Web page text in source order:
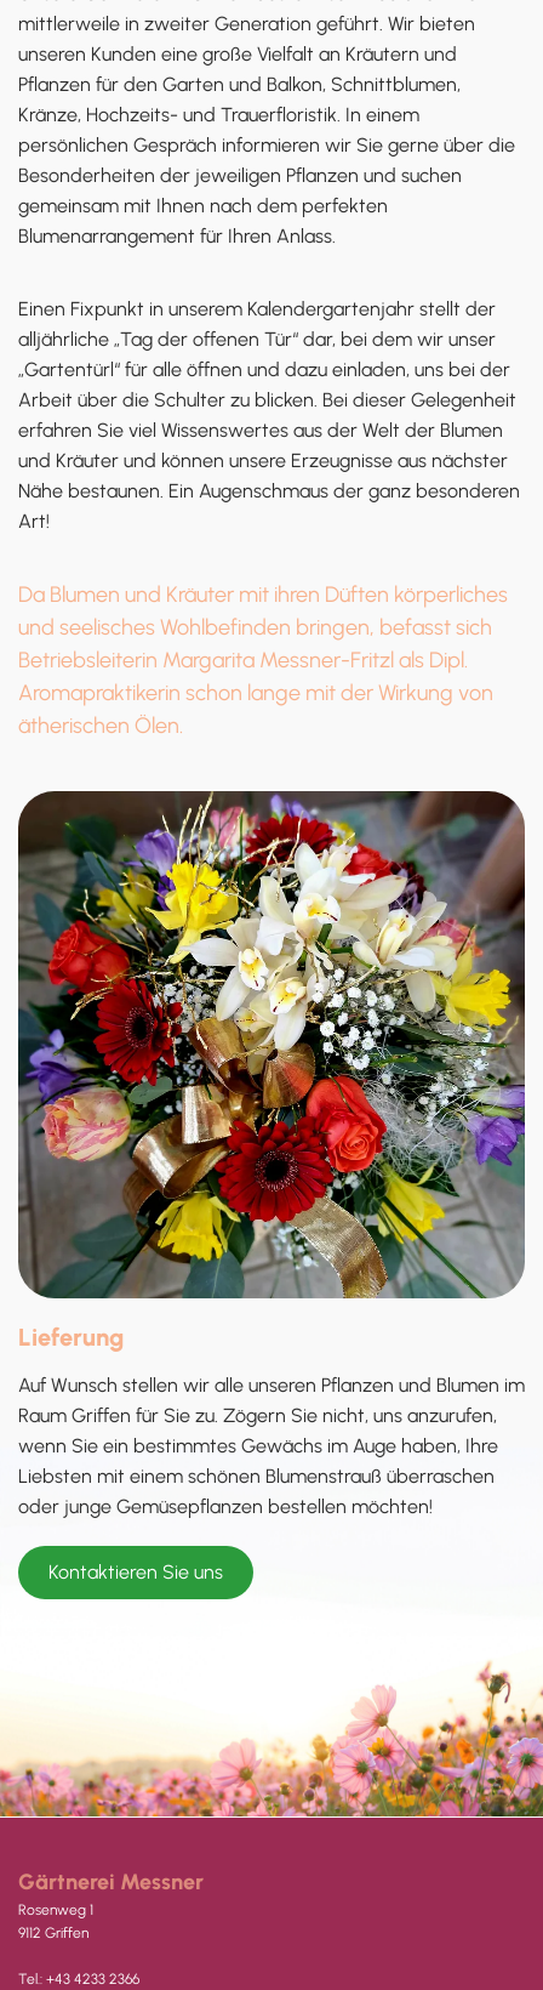
mittlerweile in zweiter Generation geführt. Wir bieten
unseren Kunden eine große Vielfalt an Kräutern und
Pflanzen für den Garten und Balkon, Schnittblumen,
Kränze, Hochzeits- und Trauerfloristik. In einem
persönlichen Gespräch informieren wir Sie gerne über die
Besonderheiten der jeweiligen Pflanzen und suchen
gemeinsam mit Ihnen nach dem perfekten
Blumenarrangement für Ihren Anlass.
Einen Fixpunkt in unserem Kalendergartenjahr stellt der
alljährliche „Tag der offenen Tür“ dar, bei dem wir unser
„Gartentürl“ für alle öffnen und dazu einladen, uns bei der
Arbeit über die Schulter zu blicken. Bei dieser Gelegenheit
erfahren Sie viel Wissenswertes aus der Welt der Blumen
und Kräuter und können unsere Erzeugnisse aus nächster
Nähe bestaunen. Ein Augenschmaus der ganz besonderen
Art!
Da Blumen und Kräuter mit ihren Düften körperliches
und seelisches Wohlbefinden bringen, befasst sich
Betriebsleiterin Margarita Messner-Fritzl als Dipl.
Aromapraktikerin schon lange mit der Wirkung von
ätherischen Ölen.
Lieferung
Auf Wunsch stellen wir alle unseren Pflanzen und Blumen im
Raum Griffen für Sie zu. Zögern Sie nicht, uns anzurufen,
wenn Sie ein bestimmtes Gewächs im Auge haben, Ihre
Liebsten mit einem schönen Blumenstrauß überraschen
oder junge Gemüsepflanzen bestellen möchten!
Kontaktieren Sie uns
Gärtnerei Messner
Rosenweg 1
9112 Griffen
Tel.: +43 4233 2366